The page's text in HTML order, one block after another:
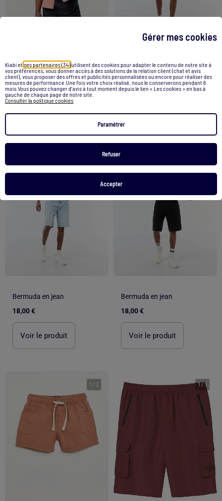
Gérer mes cookies
Kiabi etses partenaires (34)utilisent des cookies pour adapter le contenu de notre site à
vos préférences, vous donner accès à des solutions de la relation client (chat et avis
client), vous proposer des offres et publicités personnalisées ou encore pour réaliser des
mesures de performance.Une fois votre choix réalisé, nous le conserverons pendant 6
mois.Vous pouvez changer d’avis à tout moment depuis le lien « Les cookies » en bas à
gauche de chaque page de notre site.
Consulter la politique cookies
Paramétrer
Refuser
Accepter
Bermuda en lin mélangé uni
17,00 €
Voir le produit
Bermuda en jean
18,00 €
Bermuda en jean
18,00 €
Voir le produit
Bermuda en jean
18,00 €
Voir le produit
1 / 3 1/3